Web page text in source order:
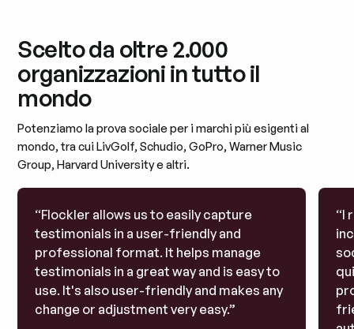
Scelto da oltre 2.000
organizzazioni in tutto il
mondo
Potenziamo la prova sociale per i marchi più esigenti al
mondo, tra cui LivGolf, Schudio, GoPro, Warner Music
Group, Harvard University e altri.
“Flockler allows us to easily capture
testimonials in a user-friendly and
professional format. It helps manage
testimonials in a great way and is easy to
use. It's also user-friendly and makes any
change or adjustment very easy.”
“I